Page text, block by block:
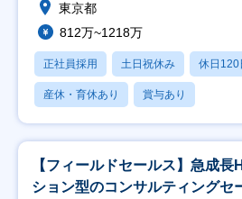
東京都
812万~1218万
正社員採用 土日祝休み 休日120
産休・育休あり 賞与あり
【フィールドセールス】急成
ション型のコンサルティングセ